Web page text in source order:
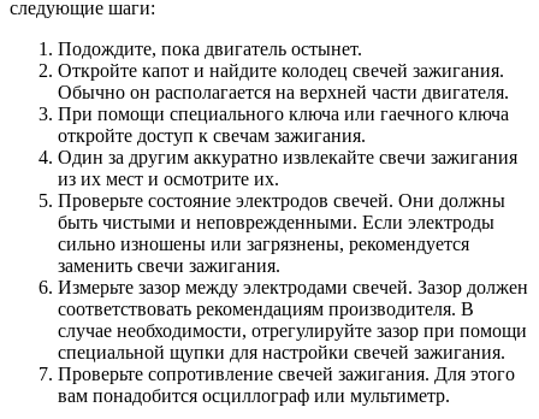
следующие шаги:
Подождите, пока двигатель остынет.
Откройте капот и найдите колодец свечей зажигания.
Обычно он располагается на верхней части двигателя.
При помощи специального ключа или гаечного ключа
откройте доступ к свечам зажигания.
Один за другим аккуратно извлекайте свечи зажигания
из их мест и осмотрите их.
Проверьте состояние электродов свечей. Они должны
быть чистыми и неповрежденными. Если электроды
сильно изношены или загрязнены, рекомендуется
заменить свечи зажигания.
Измерьте зазор между электродами свечей. Зазор должен
соответствовать рекомендациям производителя. В
случае необходимости, отрегулируйте зазор при помощи
специальной щупки для настройки свечей зажигания.
Проверьте сопротивление свечей зажигания. Для этого
вам понадобится осциллограф или мультиметр.